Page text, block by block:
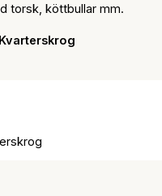
torsk, köttbullar mm.